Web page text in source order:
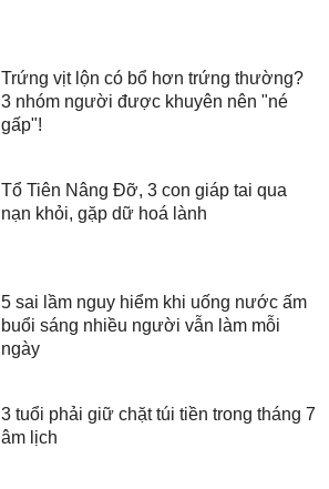
Trứng vịt lộn có bổ hơn trứng thường?
3 nhóm người được khuyên nên "né
gấp"!
Tổ Tiên Nâng Đỡ, 3 con giáp tai qua
nạn khỏi, gặp dữ hoá lành
5 sai lầm nguy hiểm khi uống nước ấm
buổi sáng nhiều người vẫn làm mỗi
ngày
3 tuổi phải giữ chặt túi tiền trong tháng 7
âm lịch